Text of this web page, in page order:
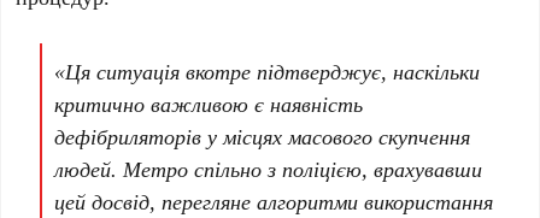
«Ця ситуація вкотре підтверджує, наскільки
критично важливою є наявність
дефібриляторів у місцях масового скупчення
людей. Метро спільно з поліцією, врахувавши
цей досвід, перегляне алгоритми використання